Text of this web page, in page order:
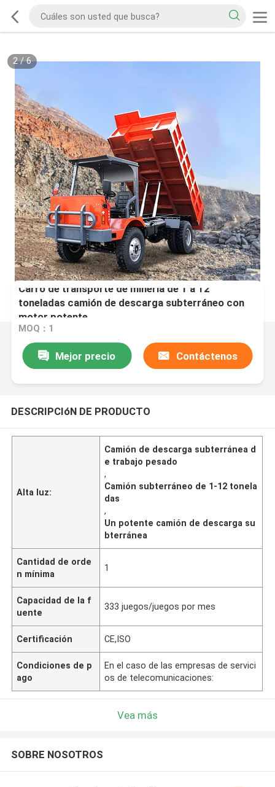
2/6
Carro de transporte de minería de 1 a 12
toneladas camión de descarga subterráneo con
motor potente
MOQ：1
Mejor precio Contáctenos
DESCRIPCIóN DE PRODUCTO
Alta luz:
Camión de descarga subterránea d
e trabajo pesado
,
Camión subterráneo de 1-12 tonela
das
,
Un potente camión de descarga su
bterránea
Cantidad de orde
n mínima
1
Capacidad de la f
uente
333 juegos/juegos por mes
Certificación CE,ISO
Condiciones de p
ago
En el caso de las empresas de servici
os de telecomunicaciones:
Vea más
SOBRE NOSOTROS